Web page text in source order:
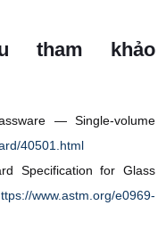
tham khảo
— Single-volume
40501.html
Specification for Glass
www.astm.org/e0969-